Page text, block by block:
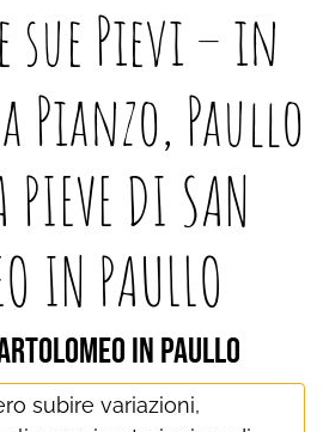
sue Pievi – in
Pianzo, Paullo
DI SAN
IN PAULLO
in Paullo
subire variazioni,